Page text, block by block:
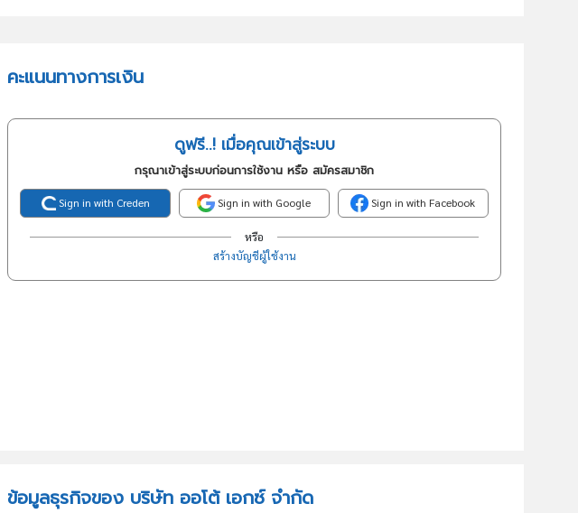
คะแนนทางการเงิน
ดูฟรี..! เมื่อคุณเข้าสู่ระบบ
กรุณาเข้าสู่ระบบก่อนการใช้งาน หรือ สมัครสมาชิก
Sign in with Creden Sign in with Google Sign in with Facebook
หรือ
สร้างบัญชีผู้ใช้งาน
ข้อมูลธุรกิจของ บริษัท ออโต้ เอกซ์ จำกัด